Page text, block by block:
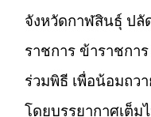
จังหวัดกาฬสินธุ์ ป
ราชการ ข้าราชกา
ร่วมพิธี เพื่อน้อมถว
โดยบรรยากาศเต็ม